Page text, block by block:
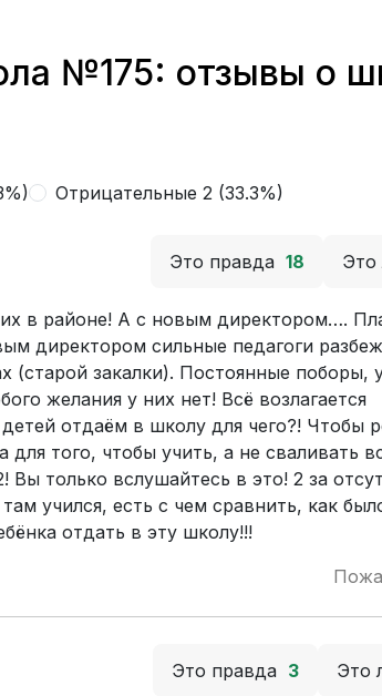
№175: отзывы о
Отрицательные 2 (33.3%)
Это правда 18 Это
в районе! А с новым директором….
директором сильные педагоги
(старой закалки). Постоянные поборы,
желания у них нет! Всё возлагается
отдаём в школу для чего?! Чтобы
того, чтобы учить, а не сваливать
Вы только вслушайтесь в это! 2 за
учился, есть с чем сравнить, как
отдать в эту школу!!!
Это правда 3 Это